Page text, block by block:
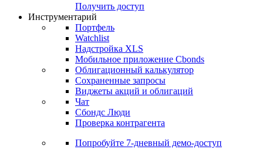
Получить доступ
Инструментарий
Портфель
Watchlist
Надстройка XLS
Мобильное приложение Cbonds
Облигационный калькулятор
Сохраненные запросы
Виджеты акций и облигаций
Чат
Сбондс Люди
Проверка контрагента
Попробуйте 7-дневный демо-доступ